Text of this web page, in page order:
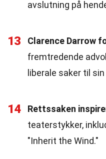
avslutning på
13 Clarence Darrow
fremtredende
liberale saker til
14 Rettssaken
teaterstykker,
"Inherit the Wind."